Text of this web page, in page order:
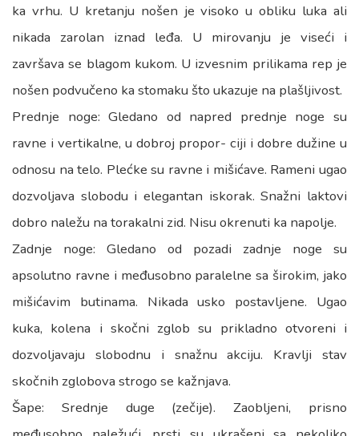
ka vrhu. U kretanju nošen je visoko u obliku luka ali
nikada zarolan iznad leđa. U mirovanju je viseći i
završava se blagom kukom. U izvesnim prilikama rep je
nošen podvučeno ka stomaku što ukazuje na plašljivost.
Prednje noge: Gledano od napred prednje noge su
ravne i vertikalne, u dobroj propor- ciji i dobre dužine u
odnosu na telo. Plećke su ravne i mišićave. Rameni ugao
dozvoljava slobodu i elegantan iskorak. Snažni laktovi
dobro naležu na torakalni zid. Nisu okrenuti ka napolje.
Zadnje noge: Gledano od pozadi zadnje noge su
apsolutno ravne i međusobno paralelne sa širokim, jako
mišićavim butinama. Nikada usko postavljene. Ugao
kuka, kolena i skočni zglob su prikladno otvoreni i
dozvoljavaju slobodnu i snažnu akciju. Kravlji stav
skočnih zglobova strogo se kažnjava.
Šape: Srednje duge (zečije). Zaobljeni, prisno